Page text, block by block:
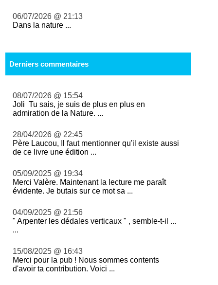
06/07/2026 @ 21:13
Dans la nature ...
Derniers commentaires
08/07/2026 @ 15:54
Joli Tu sais, je suis de plus en plus en
admiration de la Nature. ...
28/04/2026 @ 22:45
Père Laucou, Il faut mentionner qu'il existe aussi
de ce livre une édition ...
05/09/2025 @ 19:34
Merci Valère. Maintenant la lecture me paraît
évidente. Je butais sur ce mot sa ...
04/09/2025 @ 21:56
" Arpenter les dédales verticaux " , semble-t-il ...
...
15/08/2025 @ 16:43
Merci pour la pub ! Nous sommes contents
d'avoir ta contribution. Voici ...